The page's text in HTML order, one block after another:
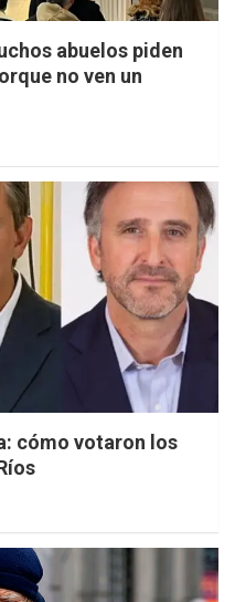
abuelos piden
no ven un
cómo votaron los